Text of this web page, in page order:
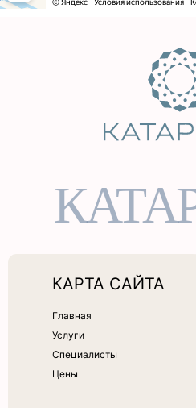
КАРТА САЙТА
Главная
Услуги
Специалисты
Цены